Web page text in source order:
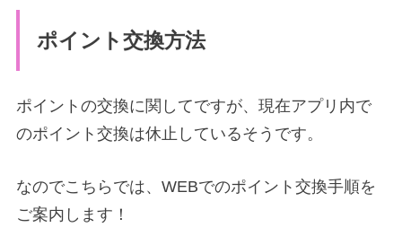
ポイント交換方法
ポイントの交換に関してですが、現在アプリ内で
のポイント交換は休止しているそうです。
なのでこちらでは、WEBでのポイント交換手順を
ご案内します！